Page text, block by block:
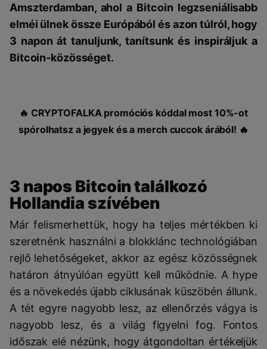
Amszterdamban, ahol a Bitcoin legzseniálisabb
elméi ülnek össze Európából és azon túlról, hogy
3 napon át tanuljunk, tanítsunk és inspiráljuk a
Bitcoin-közösséget.
🔥 CRYPTOFALKA promóciós kóddal most 10%-ot
spórolhatsz a jegyek és a merch cuccok árából! 🔥
3 napos Bitcoin találkozó
Hollandia szívében
Már felismerhettük, hogy ha teljes mértékben ki
szeretnénk használni a blokklánc technológiában
rejlő lehetőségeket, akkor az egész közösségnek
határon átnyúlóan együtt kell működnie. A hype
és a növekedés újabb ciklusának küszöbén állunk.
A tét egyre nagyobb lesz, az ellenőrzés vágya is
nagyobb lesz, és a világ figyelni fog. Fontos
időszak elé nézünk, hogy átgondoltan értékeljük